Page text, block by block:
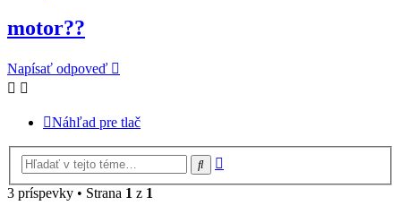
motor??
Napísať odpoveď
Náhľad pre tlač
Hľadať
3 príspevky • Strana 1 z 1